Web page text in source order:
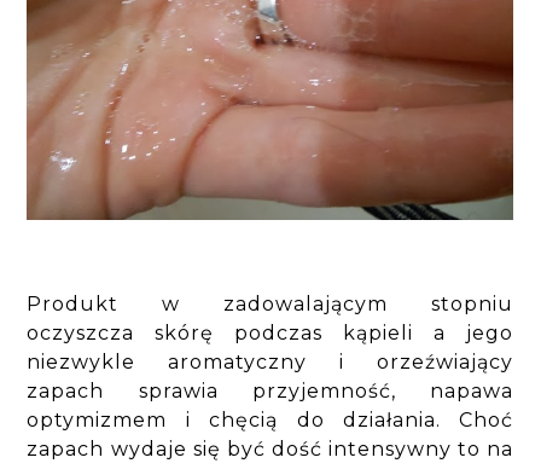
Produkt w zadowalającym stopniu
oczyszcza skórę podczas kąpieli a jego
niezwykle aromatyczny i orzeźwiający
zapach sprawia przyjemność, napawa
optymizmem i chęcią do działania. Choć
zapach wydaje się być dość intensywny to na